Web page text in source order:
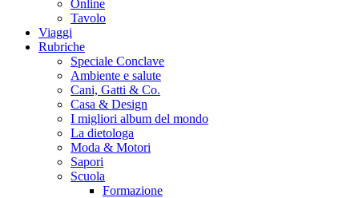
Online
Tavolo
Viaggi
Rubriche
Speciale Conclave
Ambiente e salute
Cani, Gatti & Co.
Casa & Design
I migliori album del mondo
La dietologa
Moda & Motori
Sapori
Scuola
Formazione